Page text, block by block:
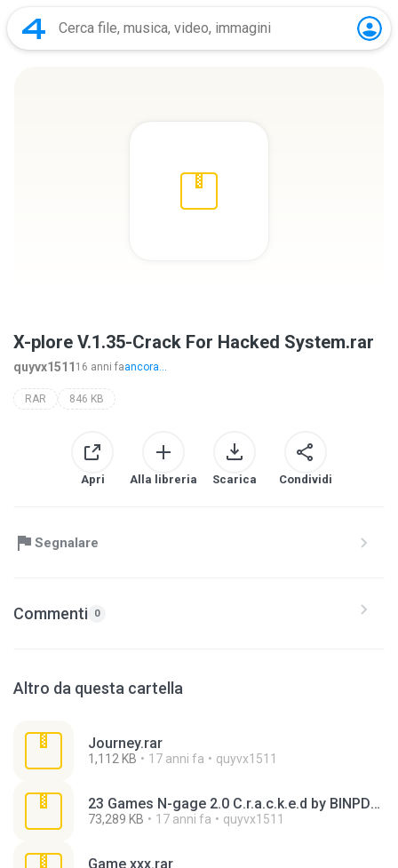
X-plore V.1.35-Crack For Hacked System.rar
quyvx1511 16 anni faancora...
RAR 846 KB
Apri Alla libreria Scarica Condividi
Segnalare
Commenti 0
Altro da questa cartella
Journey.rar
1,112 KB 17 anni fa quyvx1511
23 Games N-gage 2.0 C.r.a.c.k.e.d by BINPDA part 3.rar
73,289 KB 17 anni fa quyvx1511
Game xxx.rar